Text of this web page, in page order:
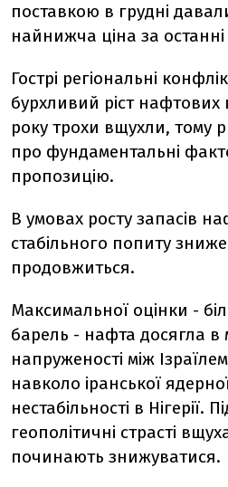
поставкою в грудні
найнижча ціна за останні
Гострі регіональні
бурхливий ріст нафтових
року трохи вщухли, тому
про фундаментальні
пропозицію.
В умовах росту запасів
стабільного попиту
продовжиться.
Максимальної оцінки -
барель - нафта досягла
напруженості між
навколо іранської
нестабільності в Нігерії.
геополітичні страсті
починають знижуватися.